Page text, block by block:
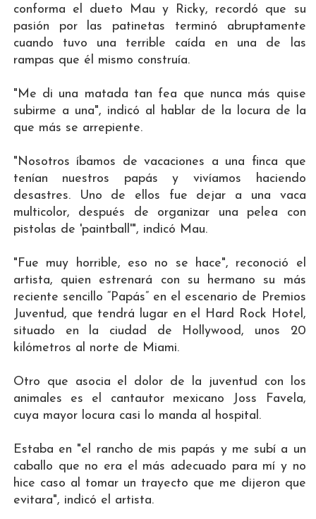
conforma el dueto Mau y Ricky, recordó que su
pasión por las patinetas terminó abruptamente
cuando tuvo una terrible caída en una de las
rampas que él mismo construía.
"Me di una matada tan fea que nunca más quise
subirme a una", indicó al hablar de la locura de la
que más se arrepiente.
"Nosotros íbamos de vacaciones a una finca que
tenían nuestros papás y vivíamos haciendo
desastres. Uno de ellos fue dejar a una vaca
multicolor, después de organizar una pelea con
pistolas de 'paintball'", indicó Mau.
"Fue muy horrible, eso no se hace", reconoció el
artista, quien estrenará con su hermano su más
reciente sencillo “Papás” en el escenario de Premios
Juventud, que tendrá lugar en el Hard Rock Hotel,
situado en la ciudad de Hollywood, unos 20
kilómetros al norte de Miami.
Otro que asocia el dolor de la juventud con los
animales es el cantautor mexicano Joss Favela,
cuya mayor locura casi lo manda al hospital.
Estaba en "el rancho de mis papás y me subí a un
caballo que no era el más adecuado para mí y no
hice caso al tomar un trayecto que me dijeron que
evitara", indicó el artista.